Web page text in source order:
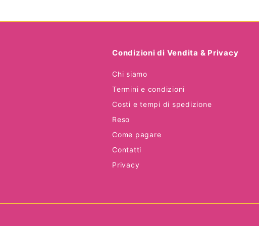
Condizioni di Vendita & Privacy
Chi siamo
Termini e condizioni
Costi e tempi di spedizione
Reso
Come pagare
Contatti
Privacy